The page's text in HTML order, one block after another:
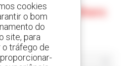
no Jaffer Brothers
cookies
o bom
do
site, para
o tráfego de